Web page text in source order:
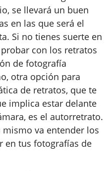
se llevará un buen
en las que será el
Si no tienes suerte en
con los retratos
de fotografía
otra opción para
de retratos, que te
implica estar delante
es el autorretrato.
va entender los
en tus fotografías de